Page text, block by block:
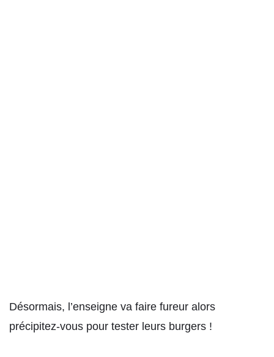
Désormais, l’enseigne va faire fureur alors
précipitez-vous pour tester leurs burgers !